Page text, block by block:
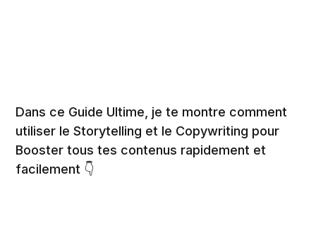
Dans ce Guide Ultime, je te montre comment
utiliser le Storytelling et le Copywriting pour
Booster tous tes contenus rapidement et
facilement 👇